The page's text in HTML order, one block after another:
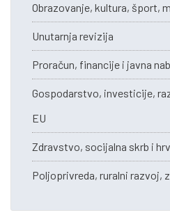
Obrazovanje, kultura, šport,
Unutarnja revizija
Proračun, financije i javna
Gospodarstvo, investicije,
EU
Zdravstvo, socijalna skrb i
Poljoprivreda, ruralni razvoj,